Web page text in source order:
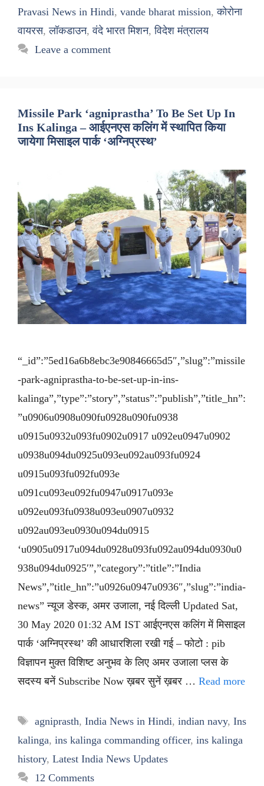
Pravasi News in Hindi, vande bharat mission,कोरोना
वायरस,लॉकडाउन,वंदे भारत मिशन,विदेश मंत्रालय
Leave a comment
Missile Park ‘agniprastha’ To Be Set Up In
Ins Kalinga – आईएनएस कलिंग में स्थापित किया
जायेगा मिसाइल पार्क ‘अग्निप्रस्थ’
“_id”:”5ed16a6b8ebc3e90846665d5″,”slug”:”missile
-park-agniprastha-to-be-set-up-in-ins-
kalinga”,”type”:”story”,”status”:”publish”,”title_hn”:
”u0906u0908u090fu0928u090fu0938
u0915u0932u093fu0902u0917 u092eu0947u0902
u0938u094du0925u093eu092au093fu0924
u0915u093fu092fu093e
u091cu093eu092fu0947u0917u093e
u092eu093fu0938u093eu0907u0932
u092au093eu0930u094du0915
‘u0905u0917u094du0928u093fu092au094du0930u0
938u094du0925′”,”category”:”title”:”India
News”,”title_hn”:”u0926u0947u0936″,”slug”:”india-
news” न्यूज डेस्क, अमर उजाला, नई दिल्ली Updated Sat,
30 May 2020 01:32 AM IST आईएनएस कलिंग में मिसाइल
पार्क ‘अग्निप्रस्थ’ की आधारशिला रखी गई – फोटो : pib
विज्ञापन मुक्त विशिष्ट अनुभव के लिए अमर उजाला प्लस के
सदस्य बनें Subscribe Now ख़बर सुनें ख़बर … Read more
Tags
agniprasth, India News in Hindi, indian navy, Ins
kalinga, ins kalinga commanding officer, ins kalinga
history, Latest India News Updates
12 Comments